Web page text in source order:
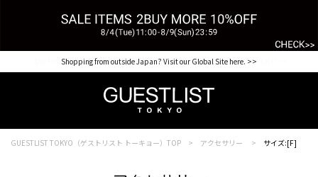
Shopping from outside Japan? Visit our Global Site here. >>
【for NEW MEMBER】新規会員様1000Point Present Campaign CHECK IT>>
GUESTLIST TOKYO（ゲストリスト トーキョー）TOP アクセサリー サイズ:[F]